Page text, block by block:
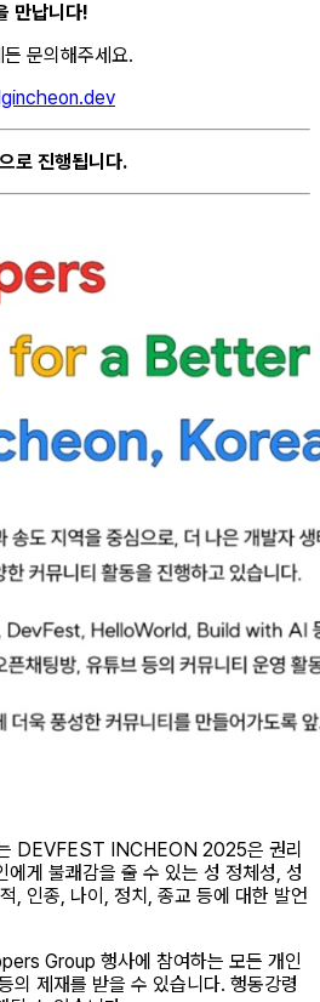
만납니다!
문의해주세요.
로 진행됩니다.
DEVFEST INCHEON 2025은 권리
에게 불쾌감을 줄 수 있는 성 정체성, 성
, 인종, 나이, 정치, 종교 등에 대한 발언
Group 행사에 참여하는 모든 개인
의 제재를 받을 수 있습니다. 행동강령